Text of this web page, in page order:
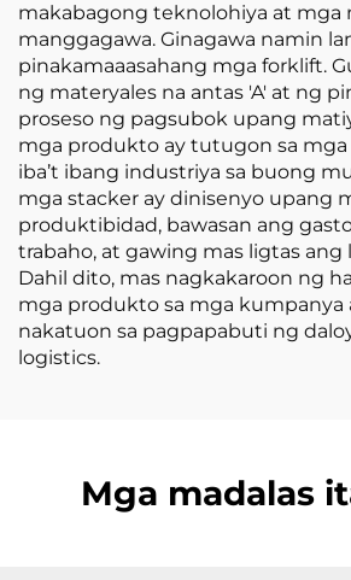
makabagong teknolohiya at mga
manggagawa. Ginagawa namin
pinakamaaasahang mga forklift.
ng materyales na antas 'A' at ng
proseso ng pagsubok upang
mga produkto ay tutugon sa
iba’t ibang industriya sa buong
mga stacker ay dinisenyo upang
produktibidad, bawasan ang
trabaho, at gawing mas ligtas ang
Dahil dito, mas nagkakaroon ng
mga produkto sa mga kumpanya
nakatuon sa pagpapabuti ng
logistics.
Mga madalas